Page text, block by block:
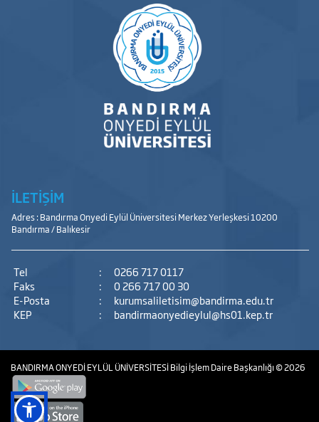
İLETİŞİM
Adres : Bandırma Onyedi Eylül Üniversitesi Merkez Yerleşkesi 10200
Bandırma / Balıkesir
Tel :
0266 717 0117
Faks
:
0 266 717 00 30
E-Posta
:
kurumsaliletisim@bandirma.edu.tr
KEP
: bandirmaonyedieylul@hs01.kep.tr
BANDIRMA ONYEDİ EYLÜL ÜNİVERSİTESİBilgi İşlem Daire Başkanlığı© 2026